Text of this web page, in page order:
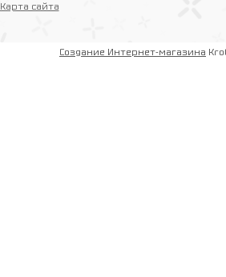
Карта сайта
Создание Интернет-магазина